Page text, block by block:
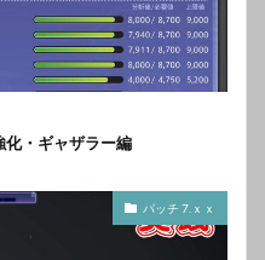
・ギャザラー編
パッチ 7.ｘｘ